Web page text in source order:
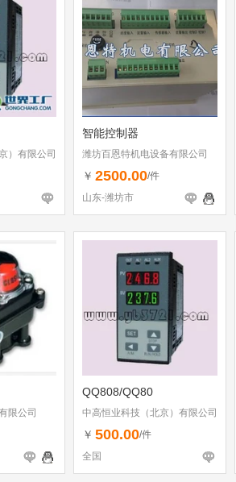
）有限公司
智能控制器
潍坊百恩特机电设备有限公司
￥ 2500.00/件
山东-潍坊市
限公司
QQ808/QQ80
中高恒业科技（北京）有限公司
￥ 500.00/件
全国